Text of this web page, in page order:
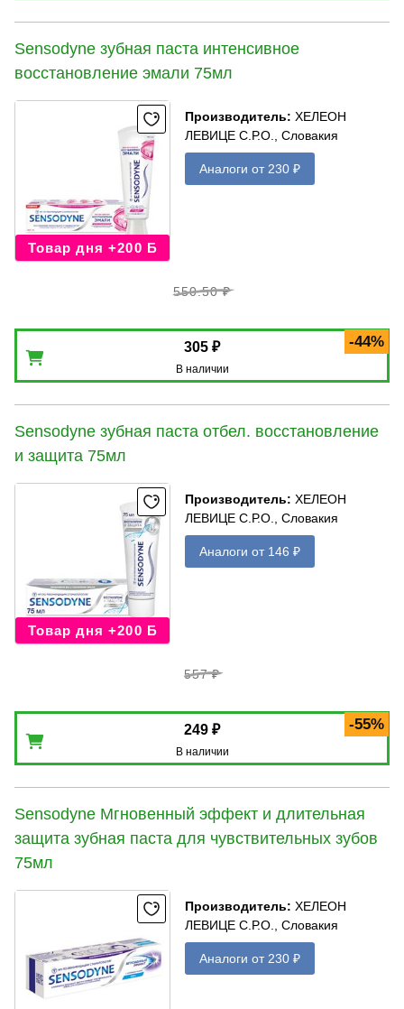
Sensodyne зубная паста интенсивное
восстановление эмали 75мл
Товар дня +200 Б
Производитель:ХЕЛЕОН
ЛЕВИЦЕ С.Р.О., Словакия
Аналоги от 230 ₽
550.50 ₽
-44%
305 ₽
В наличии
Sensodyne зубная паста отбел. восстановление
и защита 75мл
Товар дня +200 Б
Производитель:ХЕЛЕОН
ЛЕВИЦЕ С.Р.О., Словакия
Аналоги от 146 ₽
557 ₽
-55%
249 ₽
В наличии
Sensodyne Мгновенный эффект и длительная
защита зубная паста для чувствительных зубов
75мл
Производитель:ХЕЛЕОН
ЛЕВИЦЕ С.Р.О., Словакия
Аналоги от 230 ₽